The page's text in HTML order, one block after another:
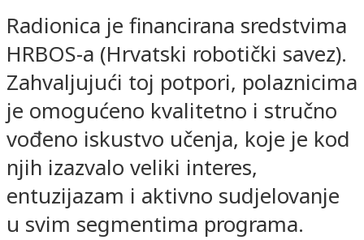
Radionica je financirana sredstvima
HRBOS-a (Hrvatski robotički savez).
Zahvaljujući toj potpori, polaznicima
je omogućeno kvalitetno i stručno
vođeno iskustvo učenja, koje je kod
njih izazvalo veliki interes,
entuzijazam i aktivno sudjelovanje
u svim segmentima programa.